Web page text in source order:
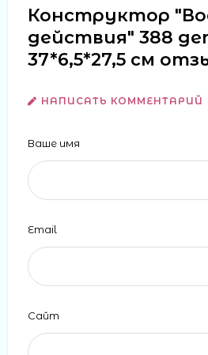
Конструктор
действия" 388
37*6,5*27,5 см
НАПИСАТЬ КОММЕНТАРИЙ
Ваше имя
Email
Сайт